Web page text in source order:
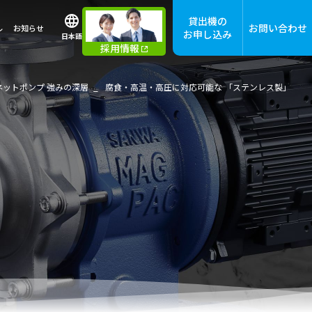
お知らせ
日本語
採用情報
貸出機の
お申し込み
お問い合わせ
ットポンプ 強みの深層 腐食・高温・高圧に対応可能な 「ステンレス製」